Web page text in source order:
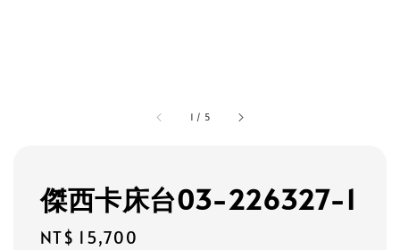
1 / 5
傑西卡床台03-226327-1
Regular
NT$ 15,700